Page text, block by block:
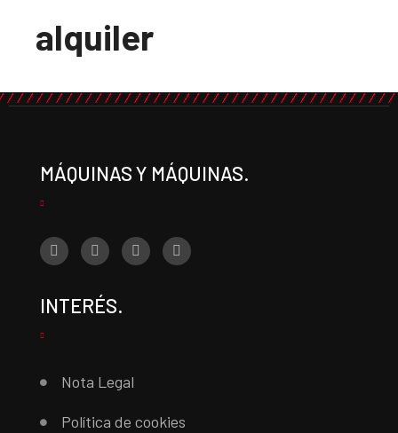
alquiler
MÁQUINAS Y MÁQUINAS.
INTERÉS.
Nota Legal
Política de cookies